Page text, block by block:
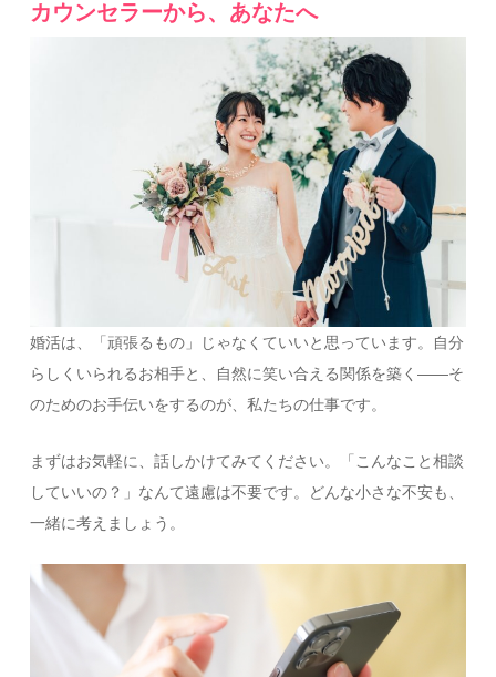
カウンセラーから、あなたへ
婚活は、「頑張るもの」じゃなくていいと思っています。自分
らしくいられるお相手と、自然に笑い合える関係を築く——そ
のためのお手伝いをするのが、私たちの仕事です。
まずはお気軽に、話しかけてみてください。「こんなこと相談
していいの？」なんて遠慮は不要です。どんな小さな不安も、
一緒に考えましょう。